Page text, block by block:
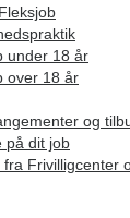
under 18 år
over 18 år
og
på dit job
fra Frivilligcenter